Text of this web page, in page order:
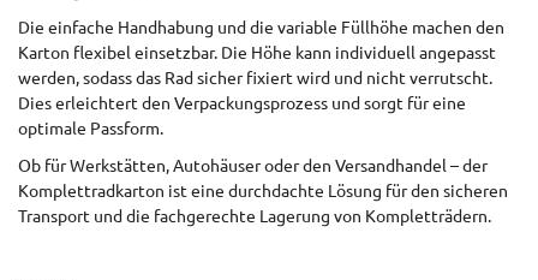
Die einfache Handhabung und die variable Füllhöhe machen den
Karton flexibel einsetzbar. Die Höhe kann individuell angepasst
werden, sodass das Rad sicher fixiert wird und nicht verrutscht.
Dies erleichtert den Verpackungsprozess und sorgt für eine
optimale Passform.
Ob für Werkstätten, Autohäuser oder den Versandhandel – der
Komplettradkarton ist eine durchdachte Lösung für den sicheren
Transport und die fachgerechte Lagerung von Kompletträdern.